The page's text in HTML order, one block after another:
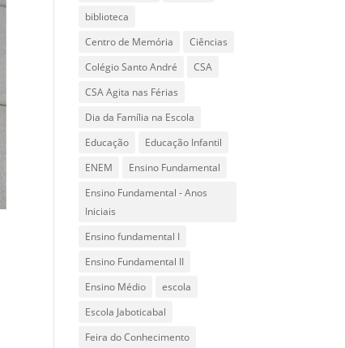
biblioteca
Centro de Memória
Ciências
Colégio Santo André
CSA
CSA Agita nas Férias
Dia da Família na Escola
Educação
Educação Infantil
ENEM
Ensino Fundamental
Ensino Fundamental - Anos
Iniciais
Ensino fundamental I
Ensino Fundamental II
Ensino Médio
escola
Escola Jaboticabal
Feira do Conhecimento